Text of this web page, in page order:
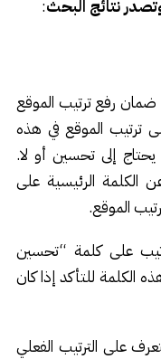
نتائج البحث:
ضمان رفع ترتيب الموقع
ترتيب الموقع في هذه
إلى تحسين أو لا.
الكلمة الرئيسية على
الموقع.
على كلمة “تحسين
للتأكد إذا كان
على الترتيب الفعلي